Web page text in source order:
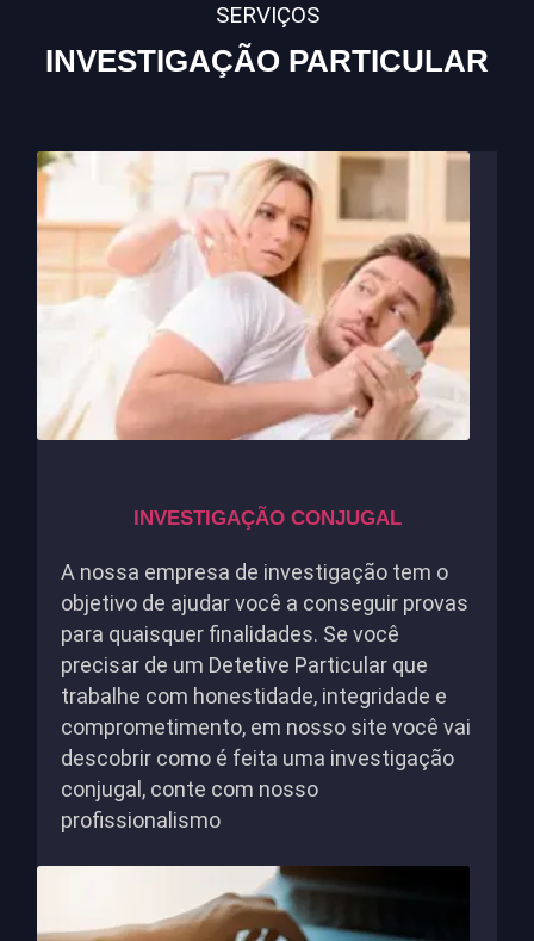
SERVIÇOS
INVESTIGAÇÃO PARTICULAR
INVESTIGAÇÃO CONJUGAL
A nossa empresa de investigação tem o
objetivo de ajudar você a conseguir provas
para quaisquer finalidades. Se você
precisar de um Detetive Particular que
trabalhe com honestidade, integridade e
comprometimento, em nosso site você vai
descobrir como é feita uma investigação
conjugal, conte com nosso
profissionalismo